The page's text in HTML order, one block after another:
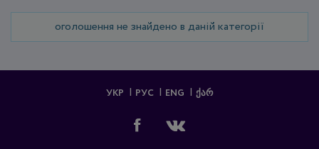
оголошення не знайдено в даній категорії
УКР РУС ENG ᲥᲐᲠ